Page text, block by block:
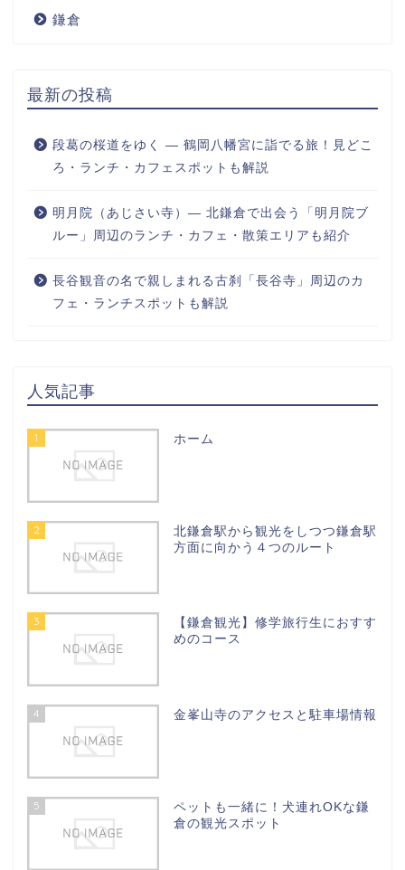
鎌倉
最新の投稿
段葛の桜道をゆく ― 鶴岡八幡宮に詣でる旅！見どこ
ろ・ランチ・カフェスポットも解説
明月院（あじさい寺）― 北鎌倉で出会う「明月院ブ
ルー」周辺のランチ・カフェ・散策エリアも紹介
長谷観音の名で親しまれる古刹「長谷寺」周辺のカ
フェ・ランチスポットも解説
人気記事
1 ホーム
2
北鎌倉駅から観光をしつつ鎌倉駅
方面に向かう４つのルート
3
【鎌倉観光】修学旅行生におすす
めのコース
4 金峯山寺のアクセスと駐車場情報
5
ペットも一緒に！犬連れOKな鎌
倉の観光スポット